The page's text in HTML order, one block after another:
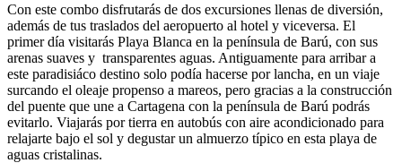
Con este combo disfrutarás de dos excursiones llenas de diversión,
además de tus traslados del aeropuerto al hotel y viceversa. El
primer día visitarás Playa Blanca en la península de Barú, con sus
arenas suaves y transparentes aguas. Antiguamente para arribar a
este paradisiáco destino solo podía hacerse por lancha, en un viaje
surcando el oleaje propenso a mareos, pero gracias a la construcción
del puente que une a Cartagena con la península de Barú podrás
evitarlo. Viajarás por tierra en autobús con aire acondicionado para
relajarte bajo el sol y degustar un almuerzo típico en esta playa de
aguas cristalinas.